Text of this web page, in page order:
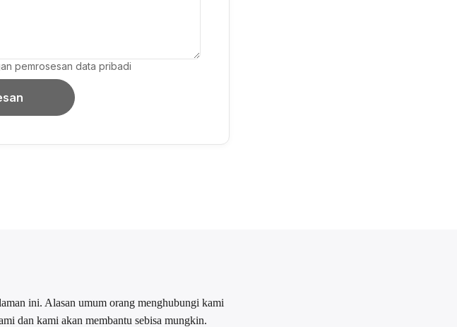
pemrosesan data pribadi
ini. Alasan umum orang menghubungi kami
dan kami akan membantu sebisa mungkin.